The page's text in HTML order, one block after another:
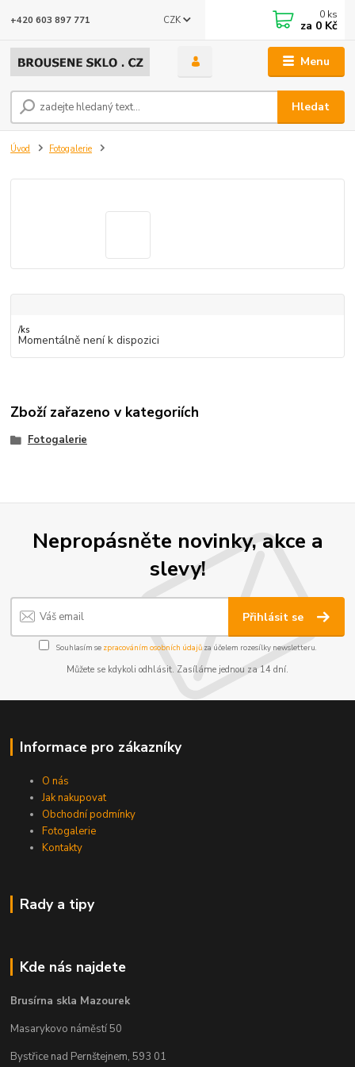
Menu
CZK
Hledat
+420 603 897 771 0 ks
za 0 Kč
Úvod Fotogalerie
/ks
Momentálně není k dispozici
Zboží zařazeno v kategoriích
Fotogalerie
Nepropásněte novinky, akce a
slevy!
Přihlásit se
Souhlasím se zpracováním osobních údajůza účelem rozesílky newsletteru.
Můžete se kdykoli odhlásit. Zasíláme jednou za 14 dní.
Informace pro zákazníky
O nás
Jak nakupovat
Obchodní podmínky
Fotogalerie
Kontakty
Rady a tipy
Kde nás najdete
Brusírna skla Mazourek
Masarykovo náměstí 50
Bystřice nad Pernštejnem, 593 01